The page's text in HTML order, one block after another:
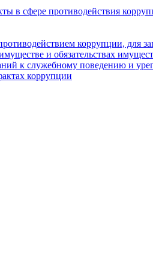
в сфере противодействия
коррупции, для
и обязательствах
к служебному поведению и
коррупции